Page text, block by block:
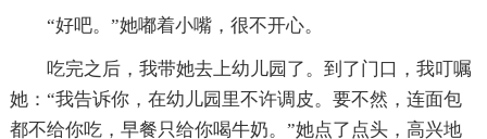
“好吧。”她嘟着小嘴，很不开心。
吃完之后，我带她去上幼儿园了。到了门口，我叮嘱
她：“我告诉你，在幼儿园里不许调皮。要不然，连面包
都不给你吃，早餐只给你喝牛奶。”她点了点头，高兴地